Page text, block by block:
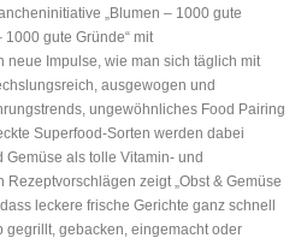
„Blumen – 1000 gute
1000 gute Gründe“ mit
neue Impulse, wie man sich täglich mit
ausgewogen und
ungewöhnliches Food Pairing
Superfood-Sorten werden dabei
als tolle Vitamin- und
Rezeptvorschlägen zeigt „Obst & Gemüse
leckere frische Gerichte ganz schnell
gebacken, eingemacht oder